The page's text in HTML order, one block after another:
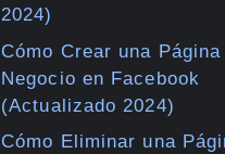
2024)
Cómo Crear una Página
Negocio en Facebook
(Actualizado 2024)
Cómo Eliminar una